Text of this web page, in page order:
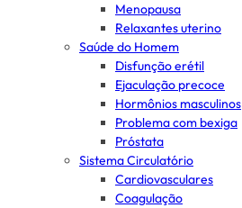
Menopausa
Relaxantes uterino
Saúde do Homem
Disfunção erétil
Ejaculação precoce
Hormônios masculinos
Problema com bexiga
Próstata
Sistema Circulatório
Cardiovasculares
Coagulação